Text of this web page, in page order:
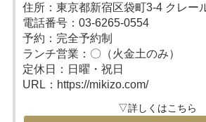
住所：東京都新宿区袋町3-4 クレー
電話番号：03-6265-0554
予約：完全予約制
ランチ営業：〇（火金土のみ）
定休日：日曜・祝日
URL：https://mikizo.com/
▽詳しくはこちら